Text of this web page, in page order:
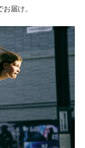
届け。